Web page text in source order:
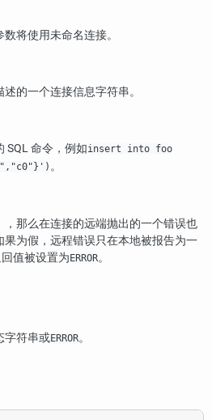
将使用未命名连接。
述的一个连接信息字符串。
SQL 命令，例如insert into foo
。
那么在连接的远端抛出的一个错误也
为假，远程错误只在本地被报告为一
值被设置为ERROR。
字符串或ERROR。